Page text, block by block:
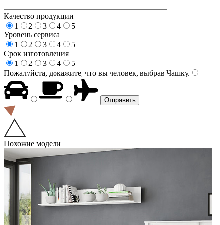
Качество продукции
1
2 3 4
5
Уровень сервиса
1
2 3 4
5
Срок изготовления
1
2 3 4
5
Пожалуйста, докажите, что вы человек, выбрав Чашку.
Похожие модели